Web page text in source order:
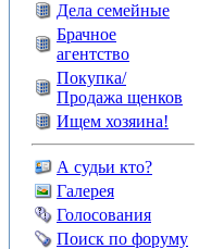
Дела семейные
Брачное
агентство
Покупка/
Продажа щенков
Ищем хозяина!
А судьи кто?
Галерея
Голосования
Поиск по форуму